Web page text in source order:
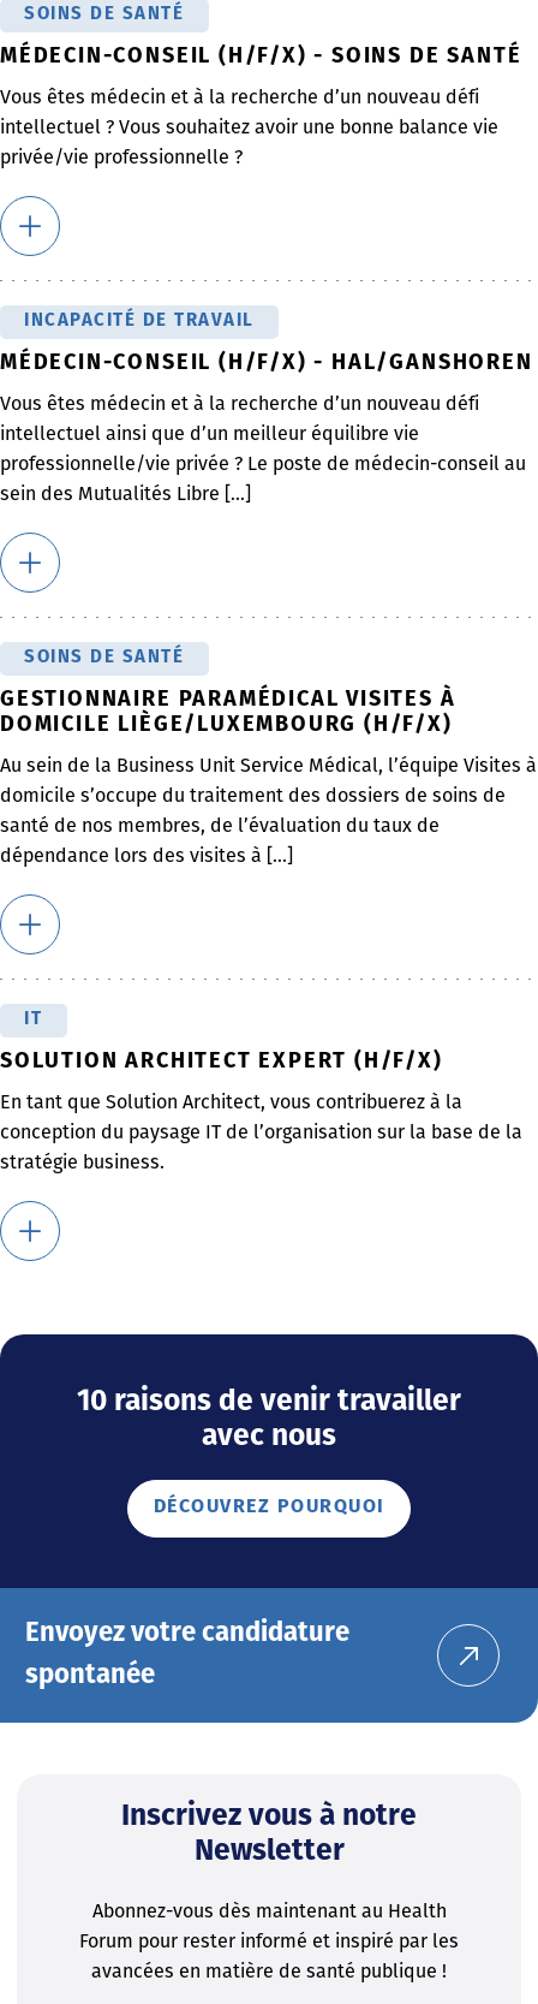
SOINS DE SANTÉ
MÉDECIN-CONSEIL (H/F/X) - SOINS DE SANTÉ
Vous êtes médecin et à la recherche d’un nouveau défi
intellectuel ? Vous souhaitez avoir une bonne balance vie
privée/vie professionnelle ?
INCAPACITÉ DE TRAVAIL
MÉDECIN-CONSEIL (H/F/X) - HAL/GANSHOREN
Vous êtes médecin et à la recherche d’un nouveau défi
intellectuel ainsi que d’un meilleur équilibre vie
professionnelle/vie privée ? Le poste de médecin-conseil au
sein des Mutualités Libre [...]
SOINS DE SANTÉ
GESTIONNAIRE PARAMÉDICAL VISITES À
DOMICILE LIÈGE/LUXEMBOURG (H/F/X)
Au sein de la Business Unit Service Médical, l’équipe Visites à
domicile s’occupe du traitement des dossiers de soins de
santé de nos membres, de l’évaluation du taux de
dépendance lors des visites à [...]
SOLUTION ARCHITECT EXPERT (H/F/X)
En tant que Solution Architect, vous contribuerez à la
conception du paysage IT de l’organisation sur la base de la
stratégie business.
10 raisons de venir travailler
avec nous
DÉCOUVREZ POURQUOI
Envoyez votre candidature
spontanée
Inscrivez vous à notre
Newsletter
Abonnez-vous dès maintenant au Health
Forum pour rester informé et inspiré par les
avancées en matière de santé publique !